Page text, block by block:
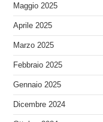
Maggio 2025
Aprile 2025
Marzo 2025
Febbraio 2025
Gennaio 2025
Dicembre 2024